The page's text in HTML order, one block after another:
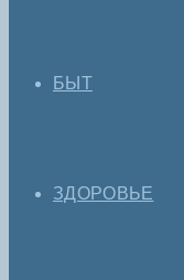
БЫТ
ЗДОРОВЬЕ